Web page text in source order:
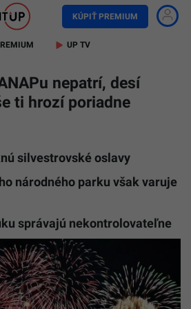
KÚPIŤ PREMIUM
UP TV
nepatrí, desí
ti hrozí poriadne
silvestrovské oslavy
národného parku však varuje
správajú nekontrolovateľne